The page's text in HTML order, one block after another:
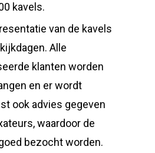
kavels.
van de kavels
Alle
klanten worden
en er wordt
ook advies gegeven
waardoor de
bezocht worden.